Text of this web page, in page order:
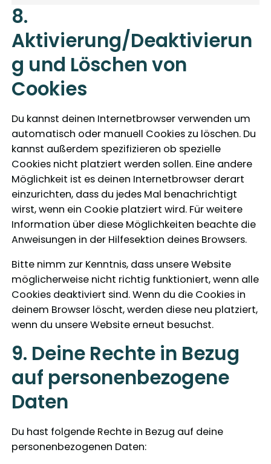
g
e
i
k
g
8.
Aktivierung/Deaktivierun
g und Löschen von
Cookies
Du kannst deinen Internetbrowser verwenden um
automatisch oder manuell Cookies zu löschen. Du
kannst außerdem spezifizieren ob spezielle
Cookies nicht platziert werden sollen. Eine andere
Möglichkeit ist es deinen Internetbrowser derart
einzurichten, dass du jedes Mal benachrichtigt
wirst, wenn ein Cookie platziert wird. Für weitere
Information über diese Möglichkeiten beachte die
Anweisungen in der Hilfesektion deines Browsers.
Bitte nimm zur Kenntnis, dass unsere Website
möglicherweise nicht richtig funktioniert, wenn alle
Cookies deaktiviert sind. Wenn du die Cookies in
deinem Browser löscht, werden diese neu platziert,
wenn du unsere Website erneut besuchst.
9. Deine Rechte in Bezug
auf personenbezogene
Daten
Du hast folgende Rechte in Bezug auf deine
personenbezogenen Daten: